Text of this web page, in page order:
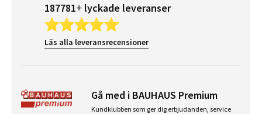
187781+ lyckade leveranser
Läs alla leveransrecensioner
Gå med i BAUHAUS Premium
Kundklubben som ger dig erbjudanden, service